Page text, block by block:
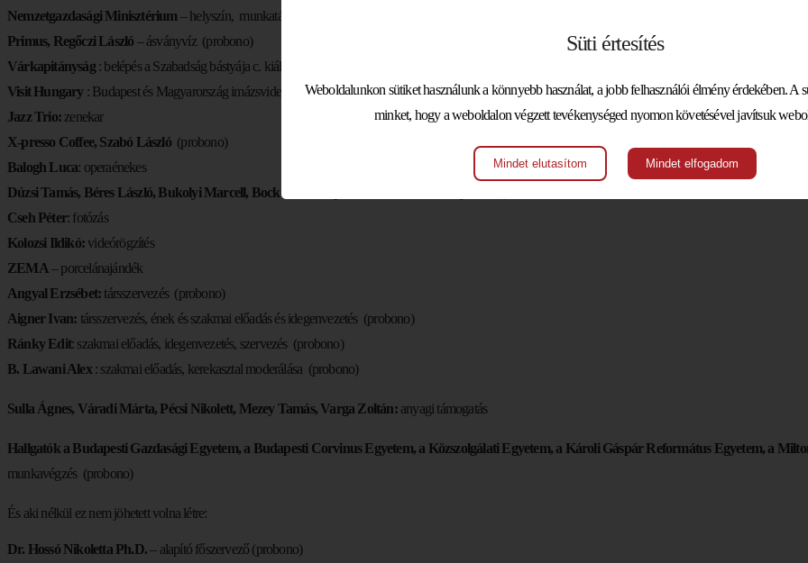
Nemzetgazdasági Minisztérium – helyszín, munkatársak – közreműködés (probono)
Primus, Regőczi László – ásványvíz (probono)
Várkapitányság : belépés a Szabadság bástyája c. kiállításra (probono)
Visit Hungary : Budapest és Magyarország imázsvideók (probono)
Jazz Trio: zenekar
X-presso Coffee, Szabó László(probono)
Balogh Luca: operaénekes
Dúzsi Tamás, Béres László, Bukolyi Marcell, Bock Valér, Laposa Bence
Cseh Péter: fotózás
Kolozsi Ildikó:videórögzítés
ZEMA – porcelánajándék
Angyal Erzsébet: társszervezés (probono)
Aigner Ivan: társszervezés, ének és szakmai előadás és idegenvezetés (probono)
Ránky Edit: szakmai előadás, idegenvezetés, szervezés (probono)
B. Lawani Alex: szakmai előadás, kerekasztal moderálása (probono)
Sulla Ágnes, Váradi Márta, Pécsi Nikolett, Mezey Tamás, Varga Zoltán:anyagi támogatás
Hallgatók a Budapesti Gazdasági Egyetem, a Budapesti Corvinus Egyetem, a Közszolgálati Egyetem, a Károli Gáspár Református Egyetem, a
munkavégzés (probono)
És aki nélkül ez nem jöhetett volna létre:
Dr. Hossó Nikoletta Ph.D.– alapító főszervező (probono)
Süti értesítés
Weboldalunkon sütiket használunk a könnyebb használat, a jobb felhasználói élmény érdekében. A
minket, hogy a weboldalon végzett tevékenységed nyomon követésével javítsuk
Mindet elutasítom Mindet elfogadom